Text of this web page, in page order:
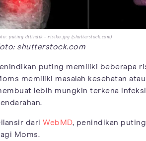
puting ditindik - risiko.jpg (shutterstock.com)
shutterstock.com
puting memiliki beberapa
memiliki masalah kesehatan
lebih mungkin terkena
dari WebMD, penindikan
Moms.